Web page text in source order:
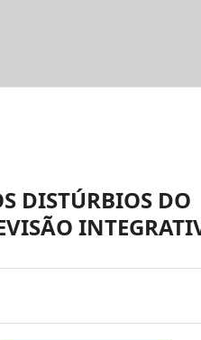
DISTÚRBIOS DO